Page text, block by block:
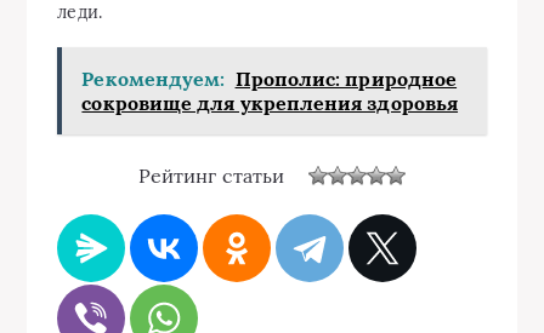
леди.
Рекомендуем: Прополис: природное
сокровище для укрепления здоровья
Рейтинг статьи